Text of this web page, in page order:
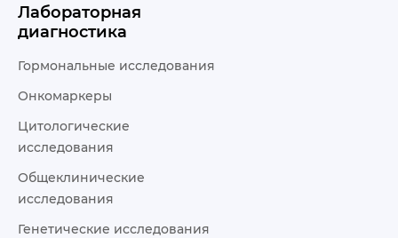
Лабораторная
диагностика
Гормональные исследования
Онкомаркеры
Цитологические
исследования
Общеклинические
исследования
Генетические исследования